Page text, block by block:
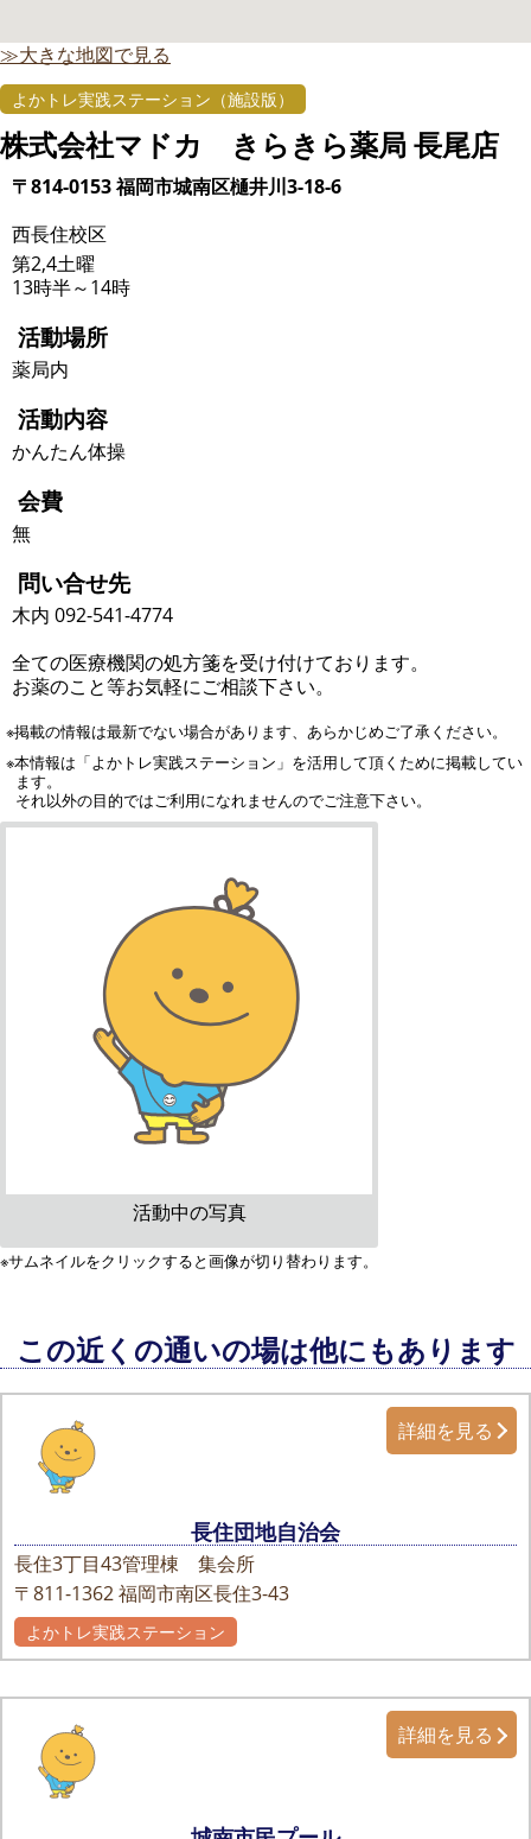
≫大きな地図で見る
よかトレ実践ステーション（施設版）
株式会社マドカ きらきら薬局 長尾店
〒814-0153 福岡市城南区樋井川3-18-6
西長住校区
第2,4土曜
13時半～14時
活動場所
薬局内
活動内容
かんたん体操
会費
無
問い合せ先
木内 092-541-4774
全ての医療機関の処方箋を受け付けております。
お薬のこと等お気軽にご相談下さい。
※掲載の情報は最新でない場合があります、あらかじめご了承ください。
※本情報は「よかトレ実践ステーション」を活用して頂くために掲載してい
ます。
それ以外の目的ではご利用になれませんのでご注意下さい。
活動中の写真
※サムネイルをクリックすると画像が切り替わります。
この近くの通いの場は他にもあります
長住団地自治会
長住3丁目43管理棟 集会所
〒811-1362福岡市南区長住3-43
詳細を見る
よかトレ実践ステーション
詳細を見る